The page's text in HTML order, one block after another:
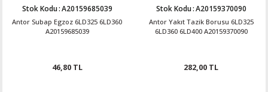
Stok Kodu:A20159685039
Antor Subap Egzoz 6LD325 6LD360
A20159685039
46,80 TL
Stok Kodu:A20159370090
Antor Yakıt Tazik Borusu 6LD325
6LD360 6LD400 A20159370090
282,00 TL